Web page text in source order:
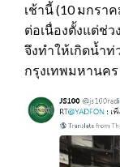
เช้านี้ (10 มกรา
ต่อเนื่องตั้งแต่ช่
จึงทำให้เกิดน้ำ
กรุงเทพมหานคร